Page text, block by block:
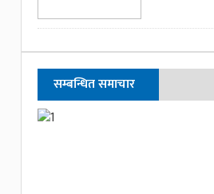
सम्बन्धित समाचार